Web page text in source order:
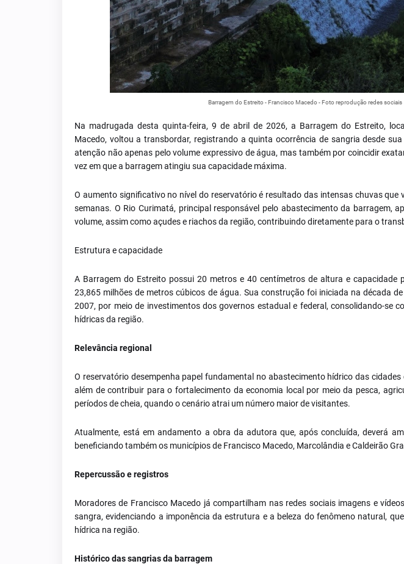
Barragem do Estreito - Francisco Macedo - Foto reprodução redes sociais
Na madrugada desta quinta-feira, 9 de abril de 2026, a Barragem do Estreito,
Macedo, voltou a transbordar, registrando a quinta ocorrência de sangria desde
atenção não apenas pelo volume expressivo de água, mas também por coincidir
vez em que a barragem atingiu sua capacidade máxima.
O aumento significativo no nível do reservatório é resultado das intensas chuvas que
semanas. O Rio Curimatá, principal responsável pelo abastecimento da barragem,
volume, assim como açudes e riachos da região, contribuindo diretamente para o
Estrutura e capacidade
A Barragem do Estreito possui 20 metros e 40 centímetros de altura e capacidade
23,865 milhões de metros cúbicos de água. Sua construção foi iniciada na década
2007, por meio de investimentos dos governos estadual e federal, consolidando-se
hídricas da região.
Relevância regional
O reservatório desempenha papel fundamental no abastecimento hídrico das cidades
além de contribuir para o fortalecimento da economia local por meio da pesca,
períodos de cheia, quando o cenário atrai um número maior de visitantes.
Atualmente, está em andamento a obra da adutora que, após concluída, deverá
beneficiando também os municípios de Francisco Macedo, Marcolândia e Caldeirão
Repercussão e registros
Moradores de Francisco Macedo já compartilham nas redes sociais imagens e
sangra, evidenciando a imponência da estrutura e a beleza do fenômeno natural,
hídrica na região.
Histórico das sangrias da barragem